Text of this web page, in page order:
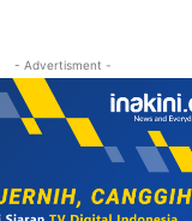
- Advertisment -